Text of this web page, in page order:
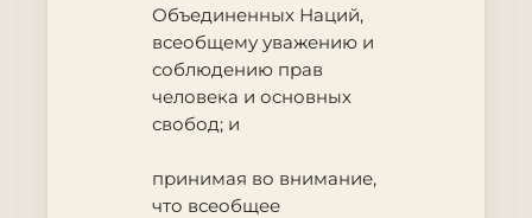
Объединенных Наций,
всеобщему уважению и
соблюдению прав
человека и основных
свобод; и
принимая во внимание,
что всеобщее